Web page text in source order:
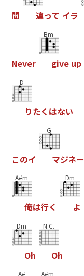
間 違って イラ
Never
Bm
give up
D
りたく はない
このイ
G
マジネー
A#m
俺は行く
Dm
よ
Dm
Oh
N.C.
Oh
A# A#m